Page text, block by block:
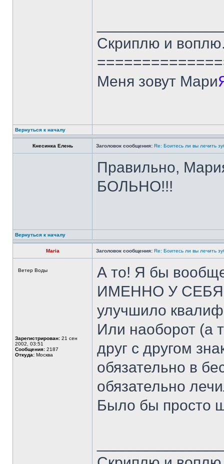
Скриплю и
Меня зовут Мари
Вернуться к началу
Кнесинка Елень Заголовок сообщения: Re: Боитесь ли вы лечить
Правильно,
БОЛЬНО!!!
Вернуться к началу
Maria Заголовок сообщения: Re: Боитесь ли вы лечить
Ветер Воды
Зарегистрирован: 21 сен
2002, 03:51
Сообщения: 2187
Откуда: Москва
А то! Я бы
ИМЕННО У СЕБЯ
улучшило
Или наоборот (а
друг с другом
обязательно в
обязательно
Было бы просто